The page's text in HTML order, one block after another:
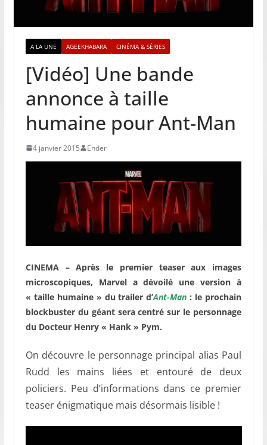
A LA UNE AGEEKHABARA CINÉMA & SÉRIES
[Vidéo] Une bande
annonce à taille
humaine pour Ant-Man
4 janvier 2015 Ender
CINEMA – Après le premier teaser aux images
microscopiques, Marvel a dévoilé une version à
« taille humaine » du trailer d’Ant-Man : le prochain
blockbuster du géant sera centré sur le personnage
du Docteur Henry « Hank » Pym.
On découvre le personnage principal alias Paul
Rudd les mains liées et entouré de deux
policiers. Peu d’informations dans ce premier
teaser énigmatique mais désormais lisible !